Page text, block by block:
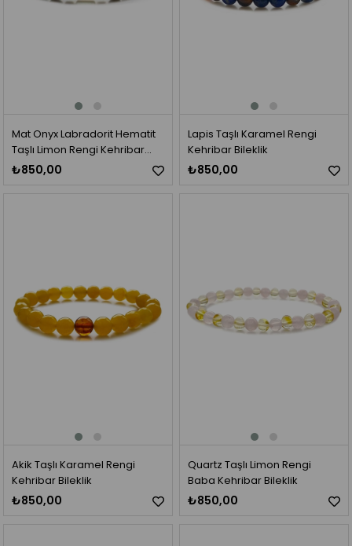
Mat Onyx Labradorit Hematit
Taşlı Limon Rengi Kehribar
Bileklik
₺850,00
Lapis Taşlı Karamel Rengi
Kehribar Bileklik
₺850,00
Akik Taşlı Karamel Rengi
Kehribar Bileklik
₺850,00
Quartz Taşlı Limon Rengi
Baba Kehribar Bileklik
₺850,00